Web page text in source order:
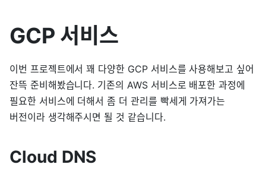
GCP 서비스
이번 프로젝트에서 꽤 다양한 GCP 서비스를 사용해보고 싶어
잔뜩 준비해봤습니다. 기존의 AWS 서비스로 배포한 과정에
필요한 서비스에 더해서 좀 더 관리를 빡세게 가져가는
버전이라 생각해주시면 될 것 같습니다.
Cloud DNS